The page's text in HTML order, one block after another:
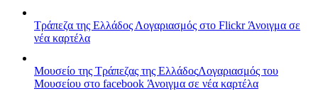
Τράπεζα της Ελλάδος Λογαριασμός στο FlickrΆνοιγμα σε
νέα καρτέλα
Μουσείο της Τράπεζας της ΕλλάδοςΛογαριασμός του
Μουσείου στο facebook Άνοιγμα σε νέα καρτέλα